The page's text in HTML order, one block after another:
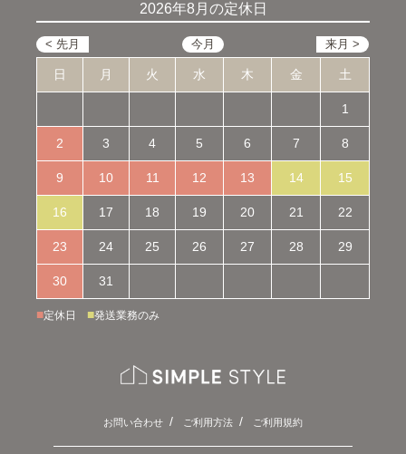
2026年8月の定休日
日 月 火 水 木 金 土
1
2 3 4 5 6 7 8
9 10 11 12 13 14 15
16 17 18 19 20 21 22
23 24 25 26 27 28 29
30 31
■定休日 ■発送業務のみ
お問い合わせ ご利用方法 ご利用規約